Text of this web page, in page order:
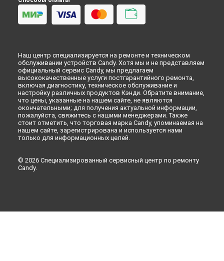
Наш центр специализируется на ремонте и техническом
обслуживании устройств Candy. Хотя мы и не представляем
официальный сервис Candy, мы предлагаем
высококачественные услуги постгарантийного ремонта,
включая диагностику, техническое обслуживание и
настройку различных продуктов Кэнди. Обратите внимание,
что цены, указанные на нашем сайте, не являются
окончательными; для получения актуальной информации,
пожалуйста, свяжитесь с нашими менеджерами. Также
стоит отметить, что торговая марка Candy, упоминаемая на
нашем сайте, зарегистрирована и используется нами
только для информационных целей.
© 2026 Специализированный сервисный центр по ремонту
Candy.